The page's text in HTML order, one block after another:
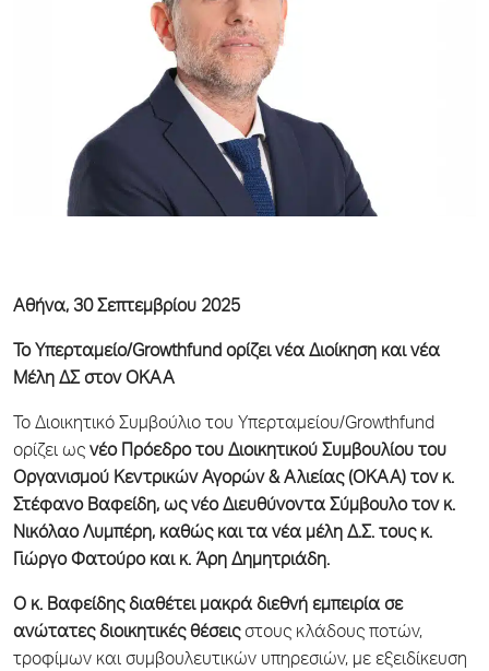
Αθήνα, 30 Σεπτεμβρίου 2025
Το Υπερταμείο/Growthfund ορίζει νέα Διοίκηση και νέα
Μέλη ΔΣ στον ΟΚΑΑ
Το Διοικητικό Συμβούλιο του Υπερταμείου/Growthfund
ορίζει ως νέο Πρόεδρο του Διοικητικού Συμβουλίου του
Οργανισμού Κεντρικών Αγορών & Αλιείας (ΟΚΑΑ) τον κ.
Στέφανο Βαφείδη, ως νέο Διευθύνοντα Σύμβουλο τον κ.
Νικόλαο Λυμπέρη, καθώς και τα νέα μέλη Δ.Σ. τους κ.
Γιώργο Φατούρο και κ. Άρη Δημητριάδη.
Ο κ. Βαφείδης διαθέτει μακρά διεθνή εμπειρία σε
ανώτατες διοικητικές θέσειςστους κλάδους ποτών,
τροφίμων και συμβουλευτικών υπηρεσιών, με εξειδίκευση